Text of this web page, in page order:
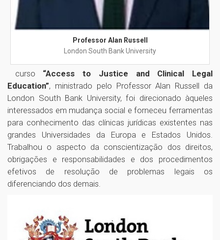
Professor Alan Russell
London South Bank University
curso “Access to Justice and Clinical Legal
Education”, ministrado pelo Professor Alan Russell da
London South Bank University, foi direcionado àqueles
interessados em mudança social e forneceu ferramentas
para conhecimento das clínicas jurídicas existentes nas
grandes Universidades da Europa e Estados Unidos.
Trabalhou o aspecto da conscientização dos direitos,
obrigações e responsabilidades e dos procedimentos
efetivos de resolução de problemas legais os
diferenciando dos demais.